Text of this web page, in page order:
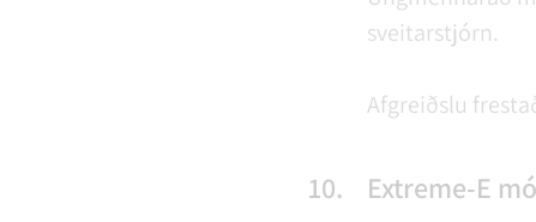
sveitarstjórn.
Afgreiðslu
10. Extreme-E